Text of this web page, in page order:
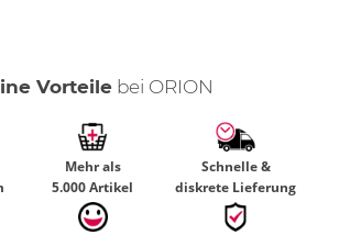
Vorteilebei ORION
Mehr als
5.000 Artikel
Schnelle &
diskrete Lieferung